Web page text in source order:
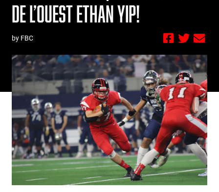
DE L’OUEST ETHAN YIP!
by FBC